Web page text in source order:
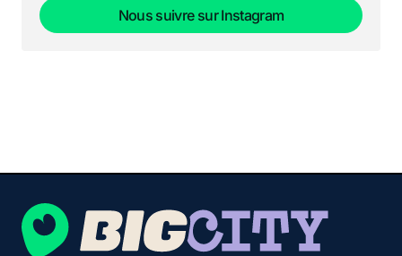
Nous suivre sur Instagram